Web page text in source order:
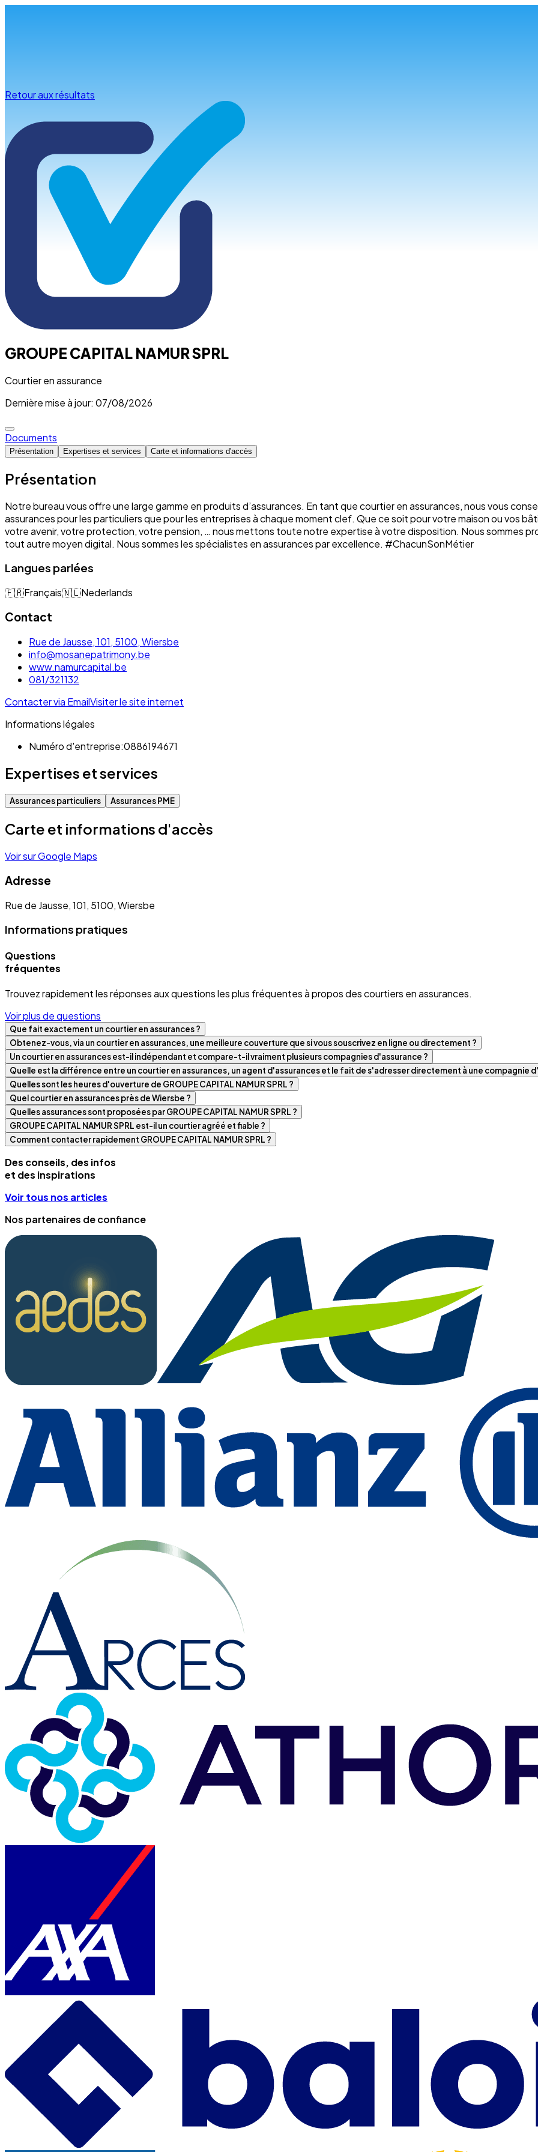
Retour aux résultats
GROUPE CAPITAL NAMUR SPRL
Courtier en assurance
Dernière mise à jour: 07/08/2026
Documents
Présentation Expertises et services Carte et informations d'accès
Présentation
Notre bureau vous offre une large gamme en produits d’assurances. En tant que courtier en assurances, nous vous
assurances pour les particuliers que pour les entreprises à chaque moment clef. Que ce soit pour votre maison ou vos
votre avenir, votre protection, votre pension, … nous mettons toute notre expertise à votre disposition. Nous sommes
tout autre moyen digital. Nous sommes les spécialistes en assurances par excellence. #ChacunSonMétier
Langues parlées
🇫🇷Français🇳🇱Nederlands
Contact
Rue de Jausse, 101, 5100, Wiersbe
info@mosanepatrimony.be
www.namurcapital.be
081/321132
Contacter via EmailVisiter le site internet
Informations légales
Numéro d'entreprise:0886194671
Expertises et services
Assurances particuliers Assurances PME
Carte et informations d'accès
Voir sur Google Maps
Adresse
Rue de Jausse, 101, 5100, Wiersbe
Informations pratiques
Questions
fréquentes
Trouvez rapidement les réponses aux questions les plus fréquentes à propos des courtiers en assurances.
Voir plus de questions
Que fait exactement un courtier en assurances ?
Obtenez-vous, via un courtier en assurances, une meilleure couverture que si vous souscrivez en ligne ou directement ?
Un courtier en assurances est-il indépendant et compare-t-il vraiment plusieurs compagnies d'assurance ?
Quelle est la différence entre un courtier en assurances, un agent d'assurances et le fait de s'adresser directement à une compagnie
Quelles sont les heures d'ouverture de GROUPE CAPITAL NAMUR SPRL ?
Quel courtier en assurances près de Wiersbe ?
Quelles assurances sont proposées par GROUPE CAPITAL NAMUR SPRL ?
GROUPE CAPITAL NAMUR SPRL est-il un courtier agréé et fiable ?
Comment contacter rapidement GROUPE CAPITAL NAMUR SPRL ?
Des conseils, des infos
et des inspirations
Voir tous nos articles
Nos partenaires de confiance